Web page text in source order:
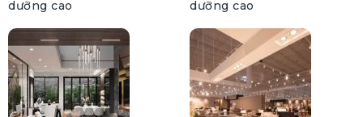
dưỡng cao
dưỡng cao